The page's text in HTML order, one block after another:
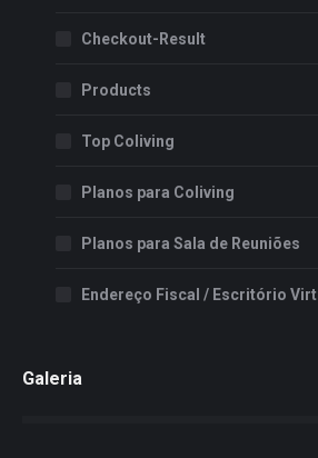
Checkout-Result
Products
Top Coliving
Planos para Coliving
Planos para Sala de Reuniões
Endereço Fiscal / Escritório
Galeria